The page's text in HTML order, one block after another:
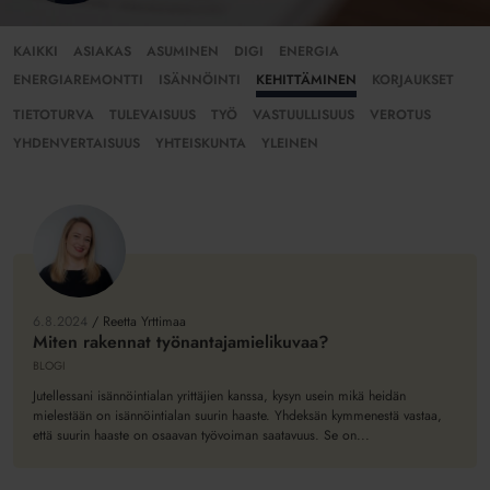
KAIKKI ASIAKAS ASUMINEN DIGI
ENERGIA
ENERGIAREMONTTI
ISÄNNÖINTI KEHITTÄMINEN
KORJAUKSET
TIETOTURVA
TULEVAISUUS TYÖ VASTUULLISUUS
VEROTUS
YHDENVERTAISUUS
YHTEISKUNTA YLEINEN
Miten
rakennat
työnantajamielikuvaa?
6.8.2024 / Reetta Yrttimaa
Miten rakennat työnantajamielikuvaa?
BLOGI
Jutellessani isännöintialan yrittäjien kanssa, kysyn usein mikä heidän
mielestään on isännöintialan suurin haaste. Yhdeksän kymmenestä vastaa,
että suurin haaste on osaavan työvoiman saatavuus. Se on...